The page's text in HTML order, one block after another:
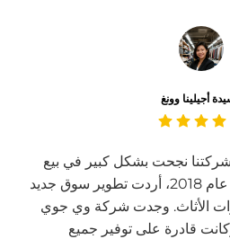
أجيلينا وونغ
شركتنا نجحت بشكل كبير في بيع
أقمشة الألعاب محليًا. في عام 2018، أردت تطوير سوق جديد
الأثاث. وجدت شركة وي جوي
قادرة على توفير جميع